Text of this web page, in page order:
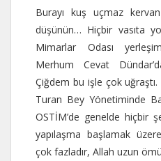
Burayı kuş uçmaz
düşünün… Hiçbir vasıta
Mimarlar Odası
Merhum Cevat
Çiğdem bu işle çok
Turan Bey Yönetiminde
OSTİM’de genelde hiçbir
yapılaşma başlamak
çok fazladır, Allah uzun